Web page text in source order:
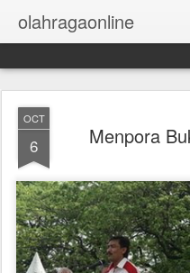
olahragaonline
OCT
6 Menpora